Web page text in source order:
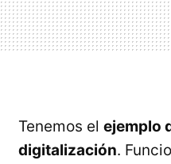
Tenemos el ejemplo
digitalización.